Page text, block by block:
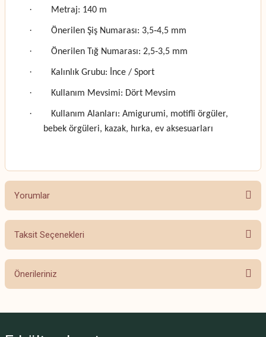
· Metraj: 140 m
· Önerilen Şiş Numarası: 3,5‑4,5 mm
· Önerilen Tığ Numarası: 2,5‑3,5 mm
· Kalınlık Grubu: İnce / Sport
· Kullanım Mevsimi: Dört Mevsim
·
Kullanım Alanları: Amigurumi, motifli örgüler,
bebek örgüleri, kazak, hırka, ev aksesuarları
Yorumlar
Taksit Seçenekleri
Önerileriniz